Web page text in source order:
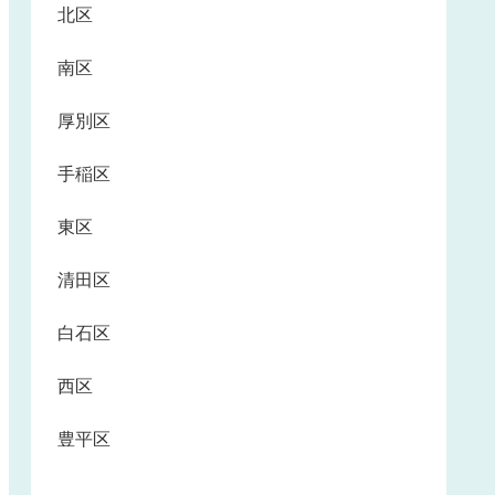
北区
南区
厚別区
手稲区
東区
清田区
白石区
西区
豊平区